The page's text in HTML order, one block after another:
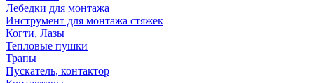
Лебедки для монтажа
Инструмент для монтажа стяжек
Когти, Лазы
Тепловые пушки
Трапы
Пускатель, контактор